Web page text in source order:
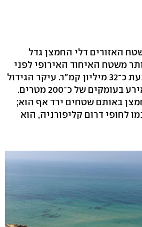
האזורים דלי החמצן גדל
יותר משטח האיחוד האירופי לפני
הברקזיט - ומכסה כעת כ־32 מיליון קמ"ר. עיקר הגידול
בשטח הדל בחמצן אירע בעומקים של כ־200 מטרים.
באותם שטחים ירד אף הוא;
לחופי דרום קליפורניה, הוא